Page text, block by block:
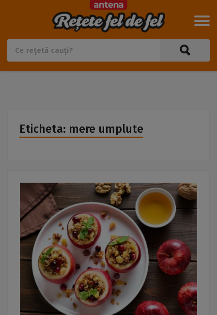
Eticheta: mere umplute